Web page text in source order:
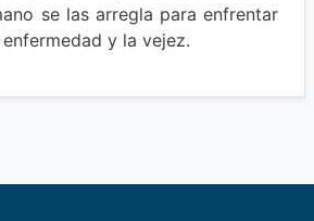
se las arregla para enfrentar
y la vejez.